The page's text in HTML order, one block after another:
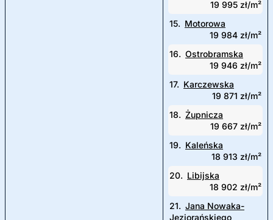
19 995 zł/m²
15. Motorowa
19 984 zł/m²
16. Ostrobramska
19 946 zł/m²
17. Karczewska
19 871 zł/m²
18. Żupnicza
19 667 zł/m²
19. Kaleńska
18 913 zł/m²
20. Libijska
18 902 zł/m²
21. Jana Nowaka-
Jeziorańskiego